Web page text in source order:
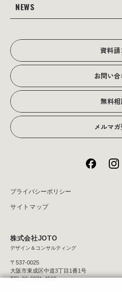
Web広告･SEO対策
当社の強み
理念・経営戦略
会社沿革
JOTOブログ
NEWS
資料
お問い
無料
メルマ
プライバシーポリシー
サイトマップ
株式会社JOTO
デザイン＆コンサルティング
〒537-0025
大阪市東成区中道3丁目1番1号
TEL:06-6971-4560